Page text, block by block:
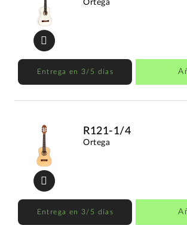
Ortega
Entrega en 3/5 días
R121-1/4
Ortega
Entrega en 3/5 días